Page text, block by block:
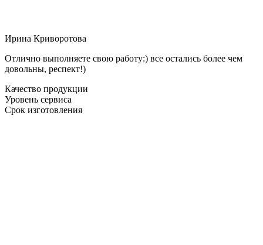
Ирина Криворотова
Отлично выполняете свою работу:) все остались более чем
довольны, респект!)
Качество продукции
Уровень сервиса
Срок изготовления